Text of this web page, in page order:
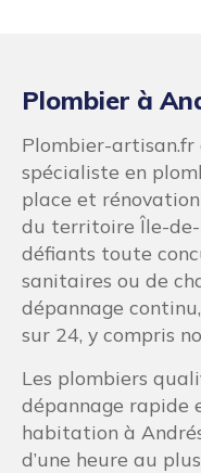
Plombier à
Plombier-artisan.fr
spécialiste en
place et
du territoire Île-de-
défiants toute
sanitaires ou de
dépannage
sur 24, y compris
Les plombiers
dépannage rapide
habitation à
d’une heure au